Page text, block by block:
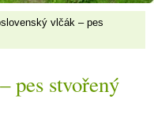
vlčák – pes
pes stvořený